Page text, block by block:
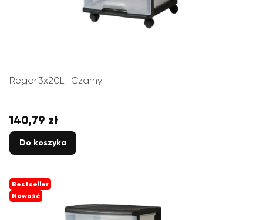
Regał 3x20L | Czarny
Cena
140,79 zł
Do koszyka
Bestseller
Nowość